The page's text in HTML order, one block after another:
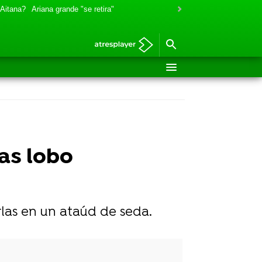
Ariana grande "se retira"
lobo
en un ataúd de seda.